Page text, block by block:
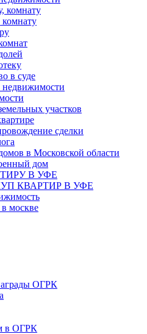
комнату
комнату
в суде
недвижимости
участков
сделки
в Московской области
дом
В УФЕ
КВАРТИР В УФЕ
москве
ОГРК
в ОГРК